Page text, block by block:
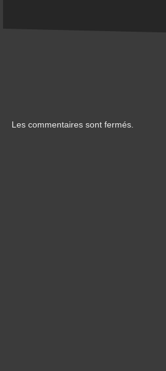
Les commentaires sont fermés.